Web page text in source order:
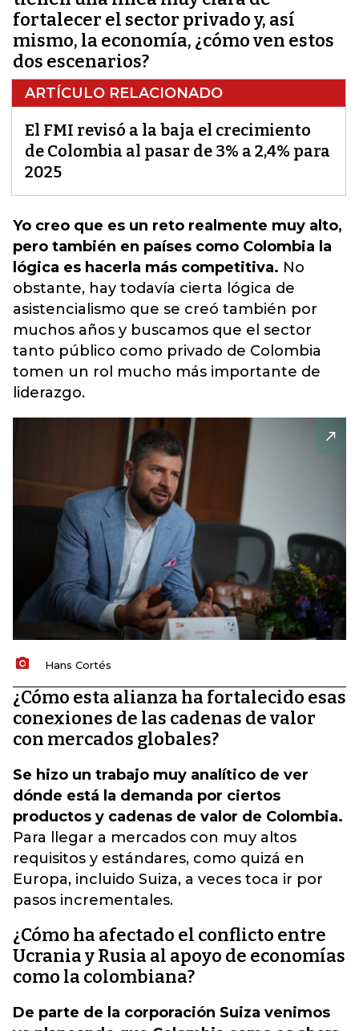
fortalecer el sector privado y, así
mismo, la economía, ¿cómo ven estos
dos escenarios?
ARTÍCULO RELACIONADO
El FMI revisó a la baja el crecimiento
de Colombia al pasar de 3% a 2,4% para
2025
Yo creo que es un reto realmente muy alto,
pero también en países como Colombia la
lógica es hacerla más competitiva. No
obstante, hay todavía cierta lógica de
asistencialismo que se creó también por
muchos años y buscamos que el sector
tanto público como privado de Colombia
tomen un rol mucho más importante de
liderazgo.
Hans Cortés
¿Cómo esta alianza ha fortalecido esas
conexiones de las cadenas de valor
con mercados globales?
Se hizo un trabajo muy analítico de ver
dónde está la demanda por ciertos
productos y cadenas de valor de Colombia.
Para llegar a mercados con muy altos
requisitos y estándares, como quizá en
Europa, incluido Suiza, a veces toca ir por
pasos incrementales.
¿Cómo ha afectado el conflicto entre
Ucrania y Rusia al apoyo de economías
como la colombiana?
De parte de la corporación Suiza venimos